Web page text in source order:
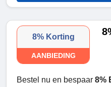
8% Korting
AANBIEDING
Bestel nu en bespaar 8%